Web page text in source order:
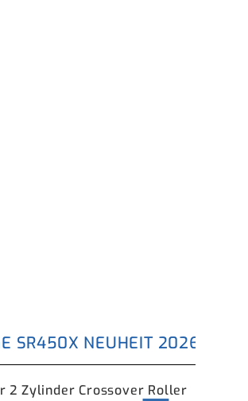
SR450X NEUHEIT 2026/27
2 Zylinder Crossover Roller